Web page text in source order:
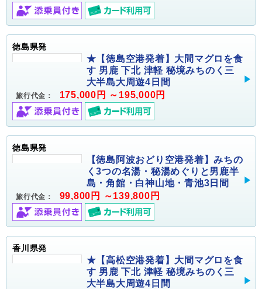
徳島県発
★【徳島空港発着】大間マグロを食
す 男鹿 下北 津軽 秘境みちのく三
大半島大周遊4日間
旅行代金： 175,000円 ～195,000円
徳島県発
【徳島阿波おどり空港発着】みちの
く3つの名湯・秘湯めぐりと男鹿半
島・角館・白神山地・青池3日間
旅行代金： 99,800円 ～139,800円
香川県発
★【高松空港発着】大間マグロを食
す 男鹿 下北 津軽 秘境みちのく三
大半島大周遊4日間